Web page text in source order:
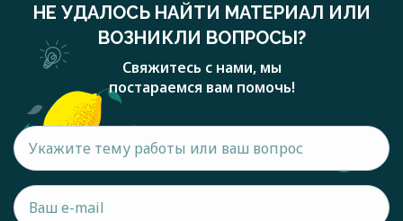
НЕ УДАЛОСЬ НАЙТИ МАТЕРИАЛ ИЛИ
ВОЗНИКЛИ ВОПРОСЫ?
Свяжитесь с нами, мы
постараемся вам помочь!